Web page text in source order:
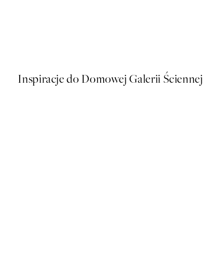
Inspiracje do Domowej Galerii Ściennej